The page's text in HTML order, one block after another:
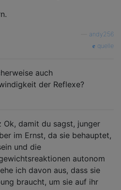
andy256
quelle
auch
der Reflexe?
Ok, damit du sagst, junger
im Ernst, da sie behauptet,
und die
autonom
ich davon aus, dass sie
braucht, um sie auf ihr